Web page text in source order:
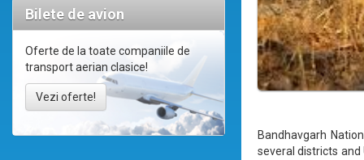
Bilete de avion
Oferte de la toate companiile de
transport aerian clasice!
Vezi oferte!
Bandhavgarh
several districts and